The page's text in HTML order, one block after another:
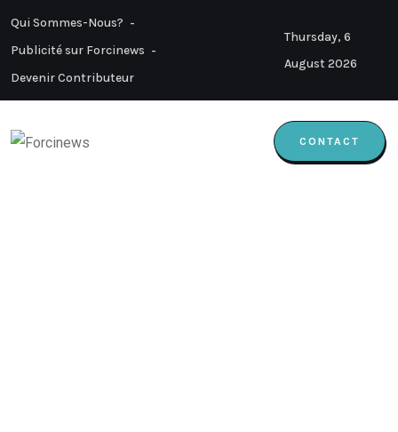
Qui Sommes-Nous?
Publicité sur Forcinews
Devenir Contributeur
Thursday, 6
August 2026
CONTACT